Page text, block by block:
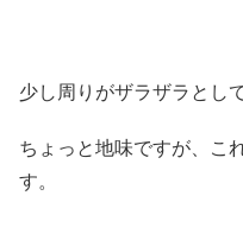
少し周りがザラザラとし
ちょっと地味ですが、こ
す。